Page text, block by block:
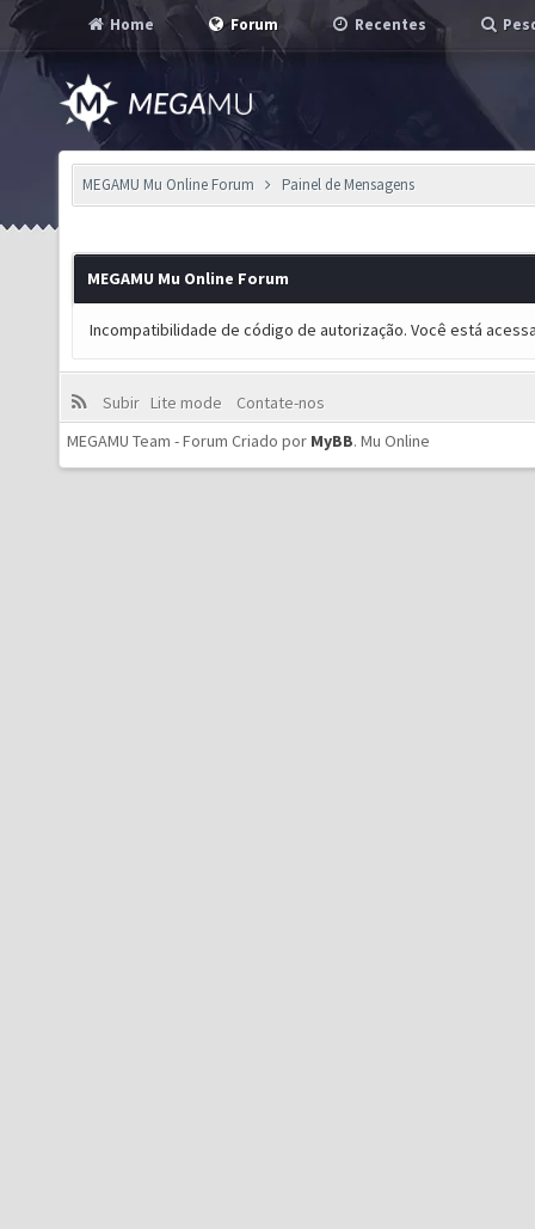
Home Forum Recentes
MEGAMU Mu Online Forum Painel de Mensagens
MEGAMU Mu Online Forum
Incompatibilidade de código de autorização. Você está
Subir Lite mode
Contate-nos
MEGAMU Team - Forum Criado por MyBB. Mu Online